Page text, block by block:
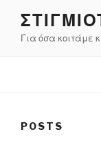
contentΓια όσα κοιτάμε
POSTS